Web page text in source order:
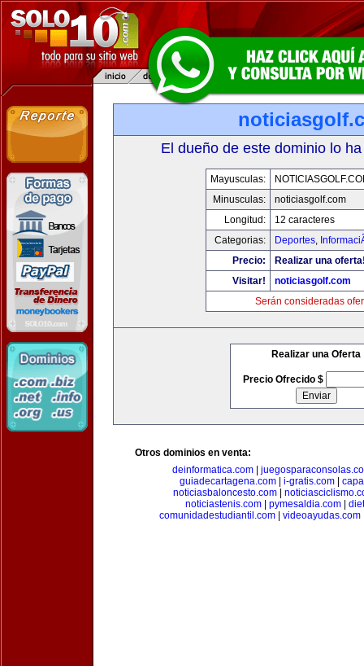
El dueño de este dominio lo
Mayusculas:
Minusculas:
noticiasgolf.com
Longitud:
12 caracteres
Categorias:
Deportes,
Precio:
Realizar una
Visitar!
noticiasgolf.com
Serán consideradas
Realizar una Oferta
Precio Ofrecido $
Otros dominios en venta:
deinformatica.com
guiadecartagena.com| i-gratis.com|
noticiasbaloncesto.com
noticiastenis.com
pymesaldia.com
comunidadestudiantil.com| videoayudas.com